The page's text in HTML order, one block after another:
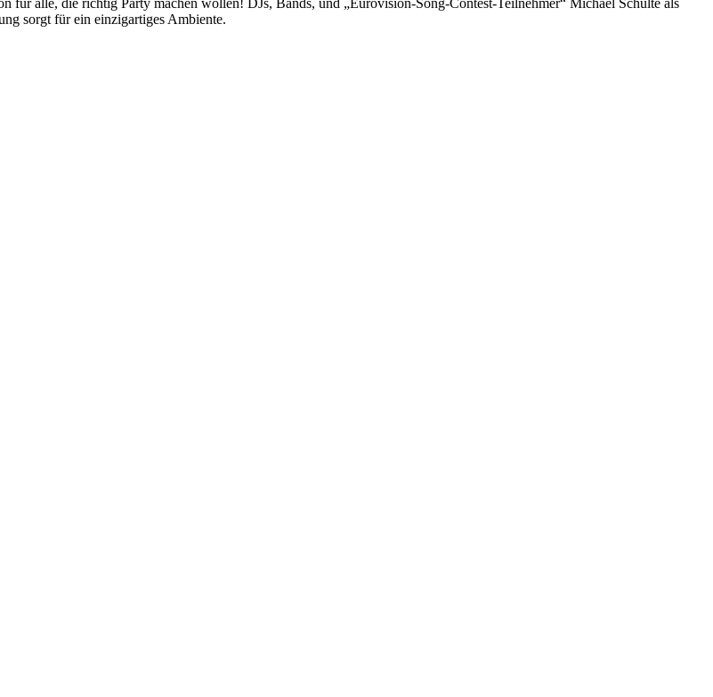
für alle, die richtig Party machen wollen! DJs, Bands, und „Eurovision-Song-Contest-Teilnehmer“ Michael Schulte als
sorgt für ein einzigartiges Ambiente.